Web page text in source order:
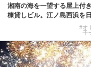
湘南の海を一望する屋上付
棟貸しビル。江ノ島西浜を
#オ
子